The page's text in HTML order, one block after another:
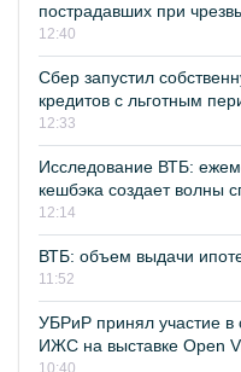
пострадавших при
12:40
Сбер запустил
кредитов с льготным
12:33
Исследование ВТБ:
кешбэка создает волны
12:14
ВТБ: объем выдачи
11:52
УБРиР принял участие в
ИЖС на выставке Open
10:40